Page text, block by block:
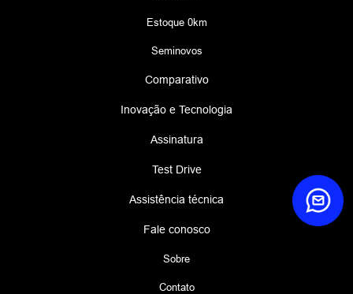
Estoque 0km
Seminovos
Comparativo
Inovação e Tecnologia
Assinatura
Test Drive
Assistência técnica
Fale conosco
Sobre
Contato